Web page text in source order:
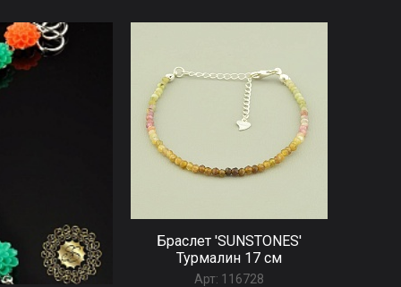
Браслет 'SUNSTONES'
Турмалин 17 см
Арт: 116728